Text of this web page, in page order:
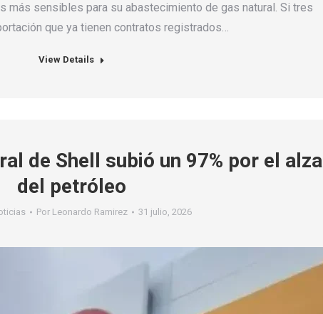
más sensibles para su abastecimiento de gas natural. Si tres
que ya tienen contratos registrados…
View Details
de Shell subió un 97% por el alza
del petróleo
Por Leonardo Ramirez 31 julio, 2026